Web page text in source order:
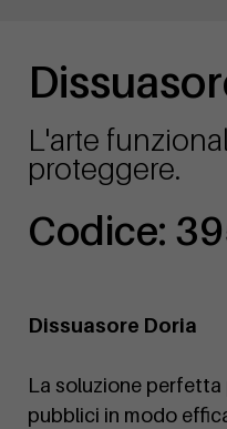
L'arte
proteggere.
Codice:
Dissuasore Doria
La soluzione perfetta
pubblici in modo